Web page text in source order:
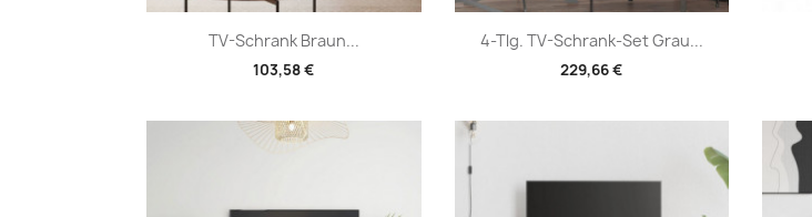
TV-Schrank Braun...
103,58 €
Vorschau 4-Tlg. TV-Schrank-Set Grau...
229,66 €
Vorschau